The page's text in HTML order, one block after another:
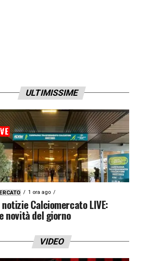
ULTIMISSIME
1 ora ago
Calciomercato LIVE:
novità del giorno
VIDEO